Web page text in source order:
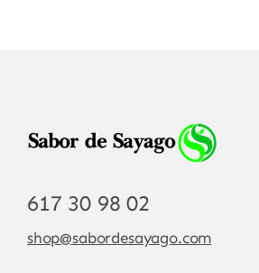
617 30 98 02
shop@sabordesayago.com